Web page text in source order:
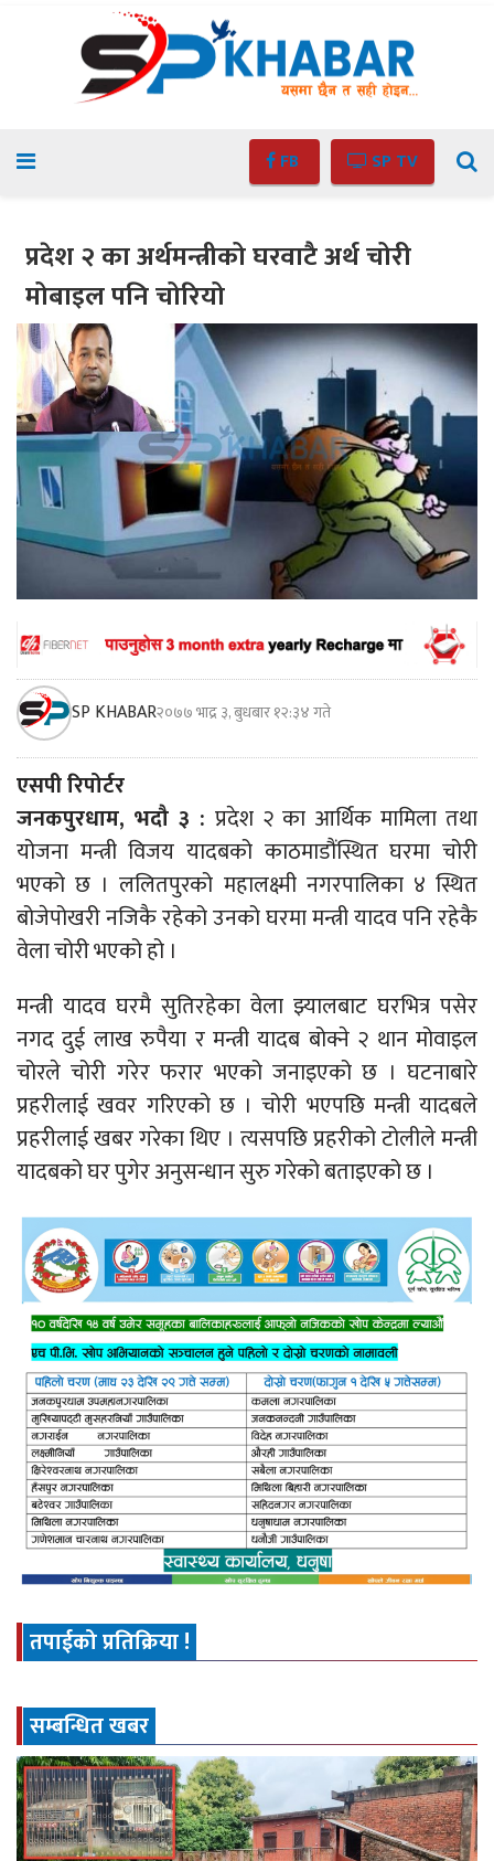
FB SP TV
प्रदेश २ का अर्थमन्त्रीको घरवाटै अर्थ चोरी
मोबाइल पनि चोरियो
SP KHABAR२०७७ भाद्र ३, बुधबार १२:३४ गते
एसपी रिपोर्टर
जनकपुरधाम, भदौ ३ : प्रदेश २ का आर्थिक मामिला तथा
योजना मन्त्री विजय यादबको काठमाडौंस्थित घरमा चोरी
भएको छ । ललितपुरको महालक्ष्मी नगरपालिका ४ स्थित
बोजेपोखरी नजिकै रहेको उनको घरमा मन्त्री यादव पनि रहेकै
वेला चोरी भएको हो ।
मन्त्री यादव घरमै सुतिरहेका वेला झ्यालबाट घरभित्र पसेर
नगद दुई लाख रुपैया र मन्त्री यादब बोक्ने २ थान मोवाइल
चोरले चोरी गरेर फरार भएको जनाइएको छ । घटनाबारे
प्रहरीलाई खवर गरिएको छ । चोरी भएपछि मन्त्री यादबले
प्रहरीलाई खबर गरेका थिए । त्यसपछि प्रहरीको टोलीले मन्त्री
यादबको घर पुगेर अनुसन्धान सुरु गरेको बताइएको छ ।
तपाईको प्रतिक्रिया !
सम्बन्धित खबर